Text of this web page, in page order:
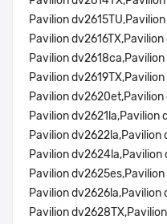
Pavilion
Pavilion
Pavilion
Pavilion
Pavilion
Pavilion dv2621la,Pavilion
Pavilion dv2622la,Pavilion
Pavilion
Pavilion
Pavilion dv2626la,Pavilion
Pavilion